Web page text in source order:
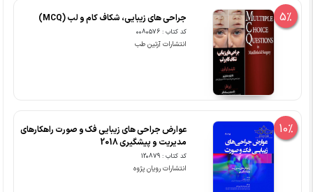
5% جراحی های زیبایی، شکاف کام و لب (MCQ)
کد کتاب : 0080576
انتشارات آرتین طب
10%
عوارض جراحی های زیبایی فک و صورت راهکارهای
مدیریت و پیشگیری 2018
کد کتاب : 120879
انتشارات رویان پژوه